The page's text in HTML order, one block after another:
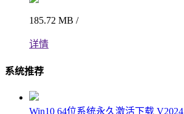
185.72 MB /
详情
系统推荐
Win10 64位系统永久激活下载 V2024